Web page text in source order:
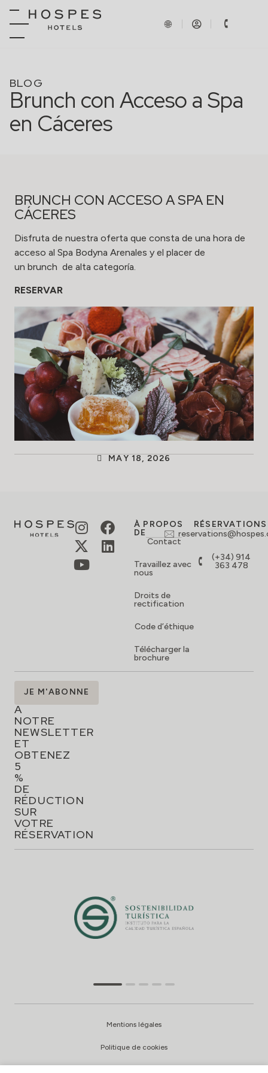
BLOG
Brunch con Acceso a Spa
en Cáceres
BRUNCH CON ACCESO A SPA EN
CÁCERES
Disfruta de nuestra oferta que consta de una hora de
acceso al Spa Bodyna Arenales y el placer de
un brunch de alta categoría.
RESERVAR
MAY 18, 2026
À PROPOS
DE
Contact
Travaillez avec
nous
Droits de
rectification
Code d’éthique
Télécharger la
brochure
RÉSERVATIONS
(+34) 914
363 478
ABONNEZ-
VOUS
À
NOTRE
NEWSLETTER
ET
OBTENEZ
5
%
DE
RÉDUCTION
SUR
VOTRE
RÉSERVATION
JE M'ABONNE
Mentions légales
Politique de cookies